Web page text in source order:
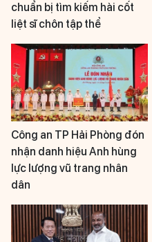
chuẩn bị tìm kiếm hài cốt
liệt sĩ chôn tập thể
Công an TP Hải Phòng đón
nhận danh hiệu Anh hùng
lực lượng vũ trang nhân
dân